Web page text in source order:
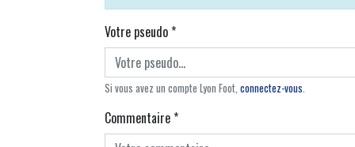
Votre pseudo*
Si vous avez un compte Lyon Foot, connectez-vous
Commentaire*